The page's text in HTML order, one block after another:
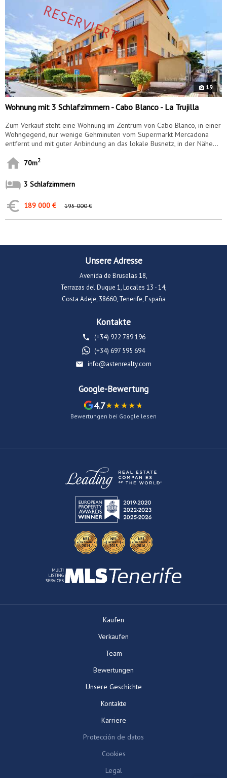
RESERVIERT
19
Wohnung mit 3 Schlafzimmern - Cabo Blanco - La Trujilla
Zum Verkauf steht eine Wohnung im Zentrum von Cabo Blanco, in einer
Wohngegend, nur wenige Gehminuten vom Supermarkt Mercadona
entfernt und mit guter Anbindung an das lokale Busnetz, in der Nähe...
70m2
3 Schlafzimmern
189 000 € 195 000 €
Unsere Adresse
Avenida de Bruselas 18,
Terrazas del Duque 1, Locales 13 - 14,
Costa Adeje, 38660, Tenerife, España
Kontakte
(+34) 922 789 196
(+34) 697 595 694
info@astenrealty.com
Google-Bewertung
4.7
Bewertungen bei Google lesen
Kaufen
Verkaufen
Team
Bewertungen
Unsere Geschichte
Kontakte
Karriere
Protección de datos
Cookies
Legal